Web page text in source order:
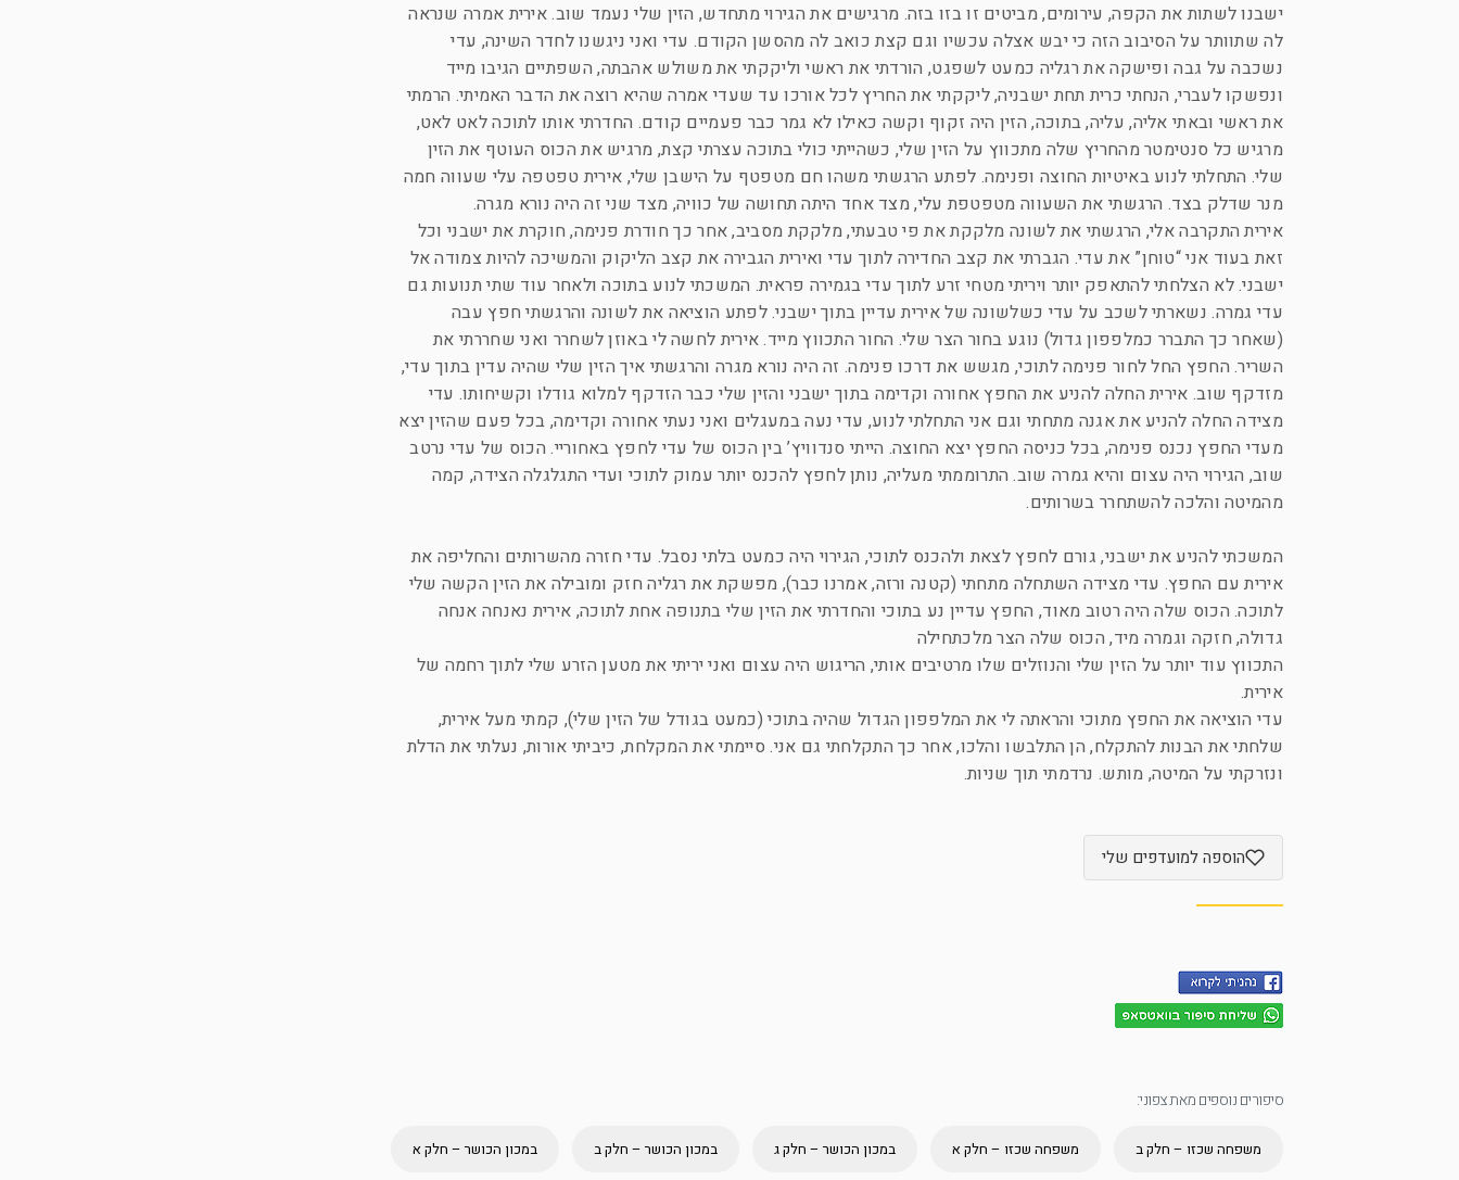
ישבנו לשתות את הקפה, עירומים, מביטים זו בזו בזה. מרגישים את הגירוי מתחדש, הזין שלי נעמד שוב. אירית אמרה שנראה
לה שתוותר על הסיבוב הזה כי יבש אצלה עכשיו וגם קצת כואב לה מהסשן הקודם. עדי ואני ניגשנו לחדר השינה, עדי
נשכבה על גבה ופישקה את רגליה כמעט לשפגט, הורדתי את ראשי וליקקתי את משולש אהבתה, השפתיים הגיבו מייד
ונפשקו לעברי, הנחתי כרית תחת ישבניה, ליקקתי את החריץ לכל אורכו עד שעדי אמרה שהיא רוצה את הדבר האמיתי. הרמתי
את ראשי ובאתי אליה, עליה, בתוכה, הזין היה זקוף וקשה כאילו לא גמר כבר פעמיים קודם. החדרתי אותו לתוכה לאט לאט,
מרגיש כל סנטימטר מהחריץ שלה מתכווץ על הזין שלי, כשהייתי כולי בתוכה עצרתי קצת, מרגיש את הכוס העוטף את הזין
שלי. התחלתי לנוע באיטיות החוצה ופנימה. לפתע הרגשתי משהו חם מטפטף על הישבן שלי, אירית טפטפה עלי שעווה חמה
מנר שדלק בצד. הרגשתי את השעווה מטפטפת עלי, מצד אחד היתה תחושה של כוויה, מצד שני זה היה נורא מגרה.
אירית התקרבה אלי, הרגשתי את לשונה מלקקת את פי טבעתי, מלקקת מסביב, אחר כך חודרת פנימה, חוקרת את ישבני וכל
זאת בעוד אני “טוחן” את עדי. הגברתי את קצב החדירה לתוך עדי ואירית הגבירה את קצב הליקוק והמשיכה להיות צמודה אל
ישבני. לא הצלחתי להתאפק יותר ויריתי מטחי זרע לתוך עדי בגמירה פראית. המשכתי לנוע בתוכה ולאחר עוד שתי תנועות גם
עדי גמרה. נשארתי לשכב על עדי כשלשונה של אירית עדיין בתוך ישבני. לפתע הוציאה את לשונה והרגשתי חפץ עבה
(שאחר כך התברר כמלפפון גדול) נוגע בחור הצר שלי. החור התכווץ מייד. אירית לחשה לי באוזן לשחרר ואני שחררתי את
השריר. החפץ החל לחור פנימה לתוכי, מגשש את דרכו פנימה. זה היה נורא מגרה והרגשתי איך הזין שלי שהיה עדין בתוך עדי,
מזדקף שוב. אירית החלה להניע את החפץ אחורה וקדימה בתוך ישבני והזין שלי כבר הזדקף למלוא גודלו וקשיחותו. עדי
מצידה החלה להניע את אגנה מתחתי וגם אני התחלתי לנוע, עדי נעה במעגלים ואני נעתי אחורה וקדימה, בכל פעם שהזין יצא
מעדי החפץ נכנס פנימה, בכל כניסה החפץ יצא החוצה. הייתי סנדוויץ’ בין הכוס של עדי לחפץ באחוריי. הכוס של עדי נרטב
שוב, הגירוי היה עצום והיא גמרה שוב. התרוממתי מעליה, נותן לחפץ להכנס יותר עמוק לתוכי ועדי התגלגלה הצידה, קמה
מהמיטה והלכה להשתחרר בשרותים.
המשכתי להניע את ישבני, גורם לחפץ לצאת ולהכנס לתוכי, הגירוי היה כמעט בלתי נסבל. עדי חזרה מהשרותים והחליפה את
אירית עם החפץ. עדי מצידה השתחלה מתחתי (קטנה ורזה, אמרנו כבר), מפשקת את רגליה חזק ומובילה את הזין הקשה שלי
לתוכה. הכוס שלה היה רטוב מאוד, החפץ עדיין נע בתוכי והחדרתי את הזין שלי בתנופה אחת לתוכה, אירית נאנחה אנחה
גדולה, חזקה וגמרה מיד, הכוס שלה הצר מלכתחילה
התכווץ עוד יותר על הזין שלי והנוזלים שלו מרטיבים אותי, הריגוש היה עצום ואני יריתי את מטען הזרע שלי לתוך רחמה של
אירית.
עדי הוציאה את החפץ מתוכי והראתה לי את המלפפון הגדול שהיה בתוכי (כמעט בגודל של הזין שלי), קמתי מעל אירית,
שלחתי את הבנות להתקלח, הן התלבשו והלכו, אחר כך התקלחתי גם אני. סיימתי את המקלחת, כיביתי אורות, נעלתי את הדלת
ונזרקתי על המיטה, מותש. נרדמתי תוך שניות.
הוספה למועדפים שלי
סיפורים נוספים מאת צפוני:
משפחה שכזו – חלק ב משפחה שכזו – חלק א במכון הכושר – חלק ג במכון הכושר – חלק ב במכון הכושר – חלק א